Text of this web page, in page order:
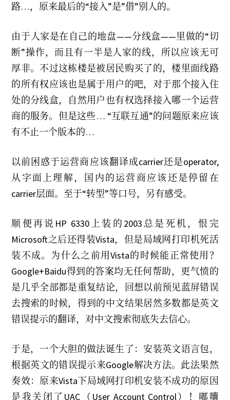
路…，原来最后的“接入”是”借”别人的。
由于人家是在自己的地盘——分线盒——里做的“切
断”操作，而且有一半是人家的线，所以应该无可
厚非。不过这栋楼是被居民购买了的，楼里面线路
的所有权应该也是属于用户的吧，对于那个接入住
处的分线盒，自然用户也有权选择接入哪一个运营
商的服务。但是这些… “互联互通”的问题原来应该
有不止一个版本的…
以前困惑于运营商应该翻译成carrier还是operator,
从字面上理解，国内的运营商应该还是停留在
carrier层面。至于“转型”等口号，另有感受。
顺便再说HP 6330上装的2003总是死机，恨完
Microsoft之后还得装Vista，但是局域网打印机死活
装不成。为什么之前用Vista的时候能正常使用？
Google+Baidu得到的答案均无任何帮助，更气愤的
是几乎全部都是重复结论，回想以前预见蓝屏错误
去搜索的时候，得到的中文结果居然多数都是英文
错误提示的翻译，对中文搜索彻底失去信心。
于是，一个大胆的做法诞生了：安装英文语言包，
根据英文的错误提示来Google解决方法。此法果然
奏效：原来Vista下局域网打印机安装不成功的原因
是我关闭了UAC（User Account Control）！嘟囔